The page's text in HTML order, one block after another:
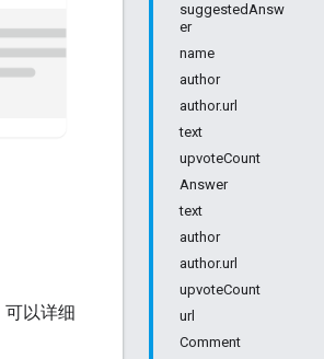
suggestedAnsw
er
name
author
author.url
text
upvoteCount
Answer
text
author
author.url
upvoteCount
url
Comment
以详细